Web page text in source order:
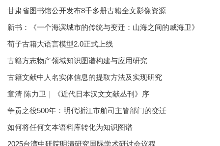
甘肃省图书馆公开发布8千多册古籍全文影像资源
新书：《一个海滨城市的传统与变迁：山海之间的威海卫》
荀子古籍大语言模型2.0正式上线
古籍方志物产领域知识图谱构建与应用研究
古籍文献中人名实体信息的提取方法及实现研究
章清 陈力卫｜《近代日本汉文文献丛刊》序
争贡之役500年：明代浙江市舶司主管部门的变迁
如何将任何文本语料库转化为知识图谱
2025台湾中研院明清研究国际学术研讨会议程